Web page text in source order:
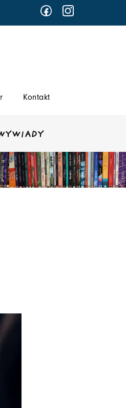
Kontakt